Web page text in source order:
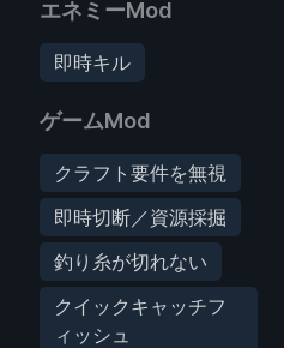
エネミーMod
即時キル
ゲームMod
クラフト要件を無視
即時切断／資源採掘
釣り糸が切れない
クイックキャッチフ
ィッシュ